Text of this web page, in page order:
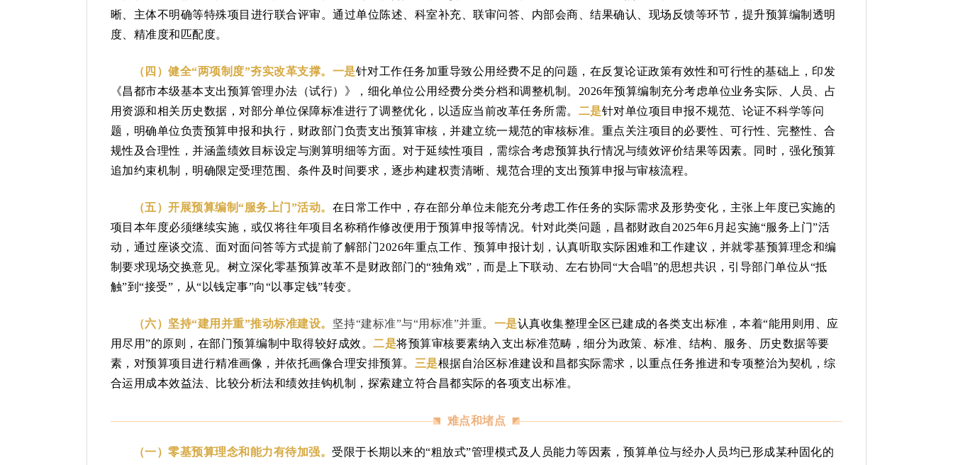
晰、主体不明确等特殊项目进行联合评审。通过单位陈述、科室补充、联审问答、内部会商、结果确认、现场反馈等环节，提升预算编制透明
度、精准度和匹配度。
（四）健全“两项制度”夯实改革支撑。一是针对工作任务加重导致公用经费不足的问题，在反复论证政策有效性和可行性的基础上，印发
《昌都市本级基本支出预算管理办法（试行）》，细化单位公用经费分类分档和调整机制。2026年预算编制充分考虑单位业务实际、人员、占
用资源和相关历史数据，对部分单位保障标准进行了调整优化，以适应当前改革任务所需。 二是针对单位项目申报不规范、论证不科学等问
题，明确单位负责预算申报和执行，财政部门负责支出预算审核，并建立统一规范的审核标准。重点关注项目的必要性、可行性、完整性、合
规性及合理性，并涵盖绩效目标设定与测算明细等方面。对于延续性项目，需综合考虑预算执行情况与绩效评价结果等因素。同时，强化预算
追加约束机制，明确限定受理范围、条件及时间要求，逐步构建权责清晰、规范合理的支出预算申报与审核流程。
（五）开展预算编制“服务上门”活动。 在日常工作中，存在部分单位未能充分考虑工作任务的实际需求及形势变化，主张上年度已实施的
项目本年度必须继续实施，或仅将往年项目名称稍作修改便用于预算申报等情况。针对此类问题，昌都财政自2025年6月起实施“服务上门”活
动，通过座谈交流、面对面问答等方式提前了解部门2026年重点工作、预算申报计划，认真听取实际困难和工作建议，并就零基预算理念和编
制要求现场交换意见。树立深化零基预算改革不是财政部门的“独角戏”，而是上下联动、左右协同“大合唱”的思想共识，引导部门单位从“抵
触”到“接受”，从“以钱定事”向“以事定钱”转变。
（六）坚持“建用并重”推动标准建设。 坚持“建标准”与“用标准”并重。 一是认真收集整理全区已建成的各类支出标准，本着“能用则用、应
用尽用”的原则，在部门预算编制中取得较好成效。二是将预算审核要素纳入支出标准范畴，细分为政策、标准、结构、服务、历史数据等要
素，对预算项目进行精准画像，并依托画像合理安排预算。 三是根据自治区标准建设和昌都实际需求，以重点任务推进和专项整治为契机，综
合运用成本效益法、比较分析法和绩效挂钩机制，探索建立符合昌都实际的各项支出标准。
难点和堵点
（一）零基预算理念和能力有待加强。 受限于长期以来的“粗放式”管理模式及人员能力等因素，预算单位与经办人员均已形成某种固化的